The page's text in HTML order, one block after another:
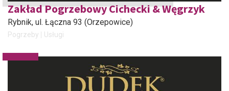
Zakład Pogrzebowy Cichecki & Węgrzyk
Rybnik, ul. Łączna 93 (Orzepowice)
Pogrzeby Usługi